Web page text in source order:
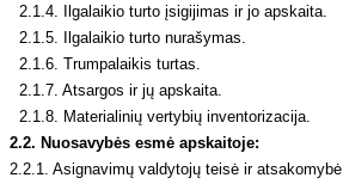
2.1.4. Ilgalaikio turto įsigijimas ir jo apskaita.
2.1.5. Ilgalaikio turto nurašymas.
2.1.6. Trumpalaikis turtas.
2.1.7. Atsargos ir jų apskaita.
2.1.8. Materialinių vertybių inventorizacija.
2.2. Nuosavybės esmė apskaitoje:
2.2.1. Asignavimų valdytojų teisė ir atsakomybė.